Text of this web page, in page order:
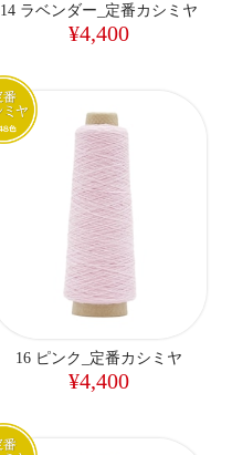
14 ラベンダー_定番カシミヤ
¥4,400
16 ピンク_定番カシミヤ
¥4,400